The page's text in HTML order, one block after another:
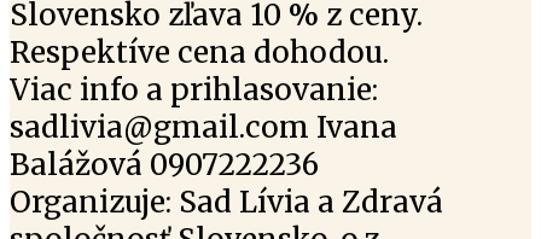
Slovensko zľava 10 % z ceny.
Respektíve cena dohodou.
Viac info a prihlasovanie:
sadlivia@gmail.com Ivana
Balážová 0907222236
Organizuje: Sad Lívia a Zdravá